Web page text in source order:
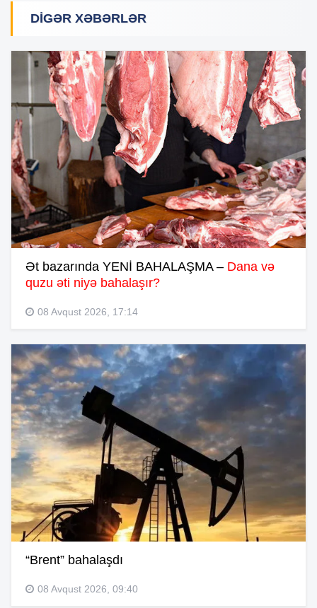
DIGƏR XƏBƏRLƏR
Ət bazarında YENİ BAHALAŞMA – Dana və
quzu əti niyə bahalaşır?
08 Avqust 2026, 17:14
“Brent” bahalaşdı
08 Avqust 2026, 09:40